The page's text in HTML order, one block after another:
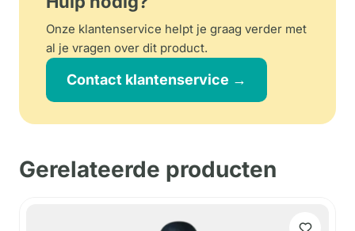
Onze klantenservice helpt je graag verder met
al je vragen over dit product.
Contact klantenservice →
Gerelateerde producten